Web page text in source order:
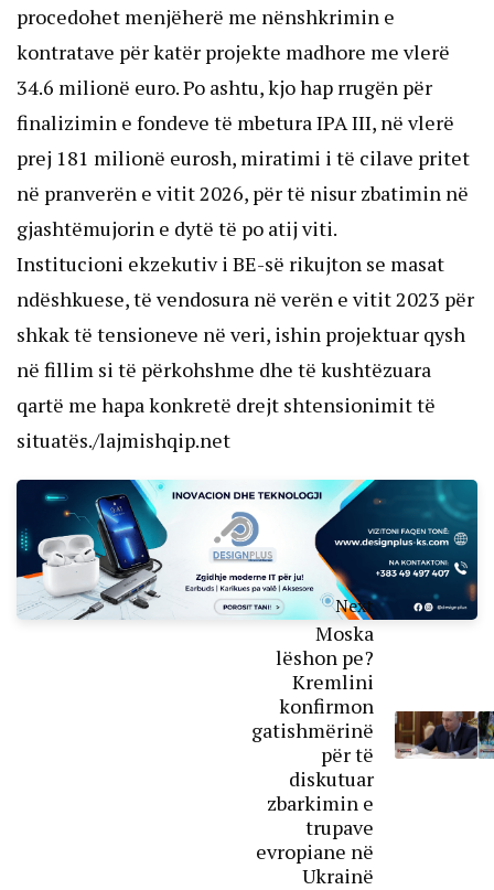
procedohet menjëherë me nënshkrimin e
kontratave për katër projekte madhore me vlerë
34.6 milionë euro. Po ashtu, kjo hap rrugën për
finalizimin e fondeve të mbetura IPA III, në vlerë
prej 181 milionë eurosh, miratimi i të cilave pritet
në pranverën e vitit 2026, për të nisur zbatimin në
gjashtëmujorin e dytë të po atij viti.
Institucioni ekzekutiv i BE-së rikujton se masat
ndëshkuese, të vendosura në verën e vitit 2023 për
shkak të tensioneve në veri, ishin projektuar qysh
në fillim si të përkohshme dhe të kushtëzuara
qartë me hapa konkretë drejt shtensionimit të
situatës./lajmishqip.net
Next
Moska
lëshon pe?
Kremlini
konfirmon
gatishmërinë
për të
diskutuar
zbarkimin e
trupave
evropiane në
Ukrainë